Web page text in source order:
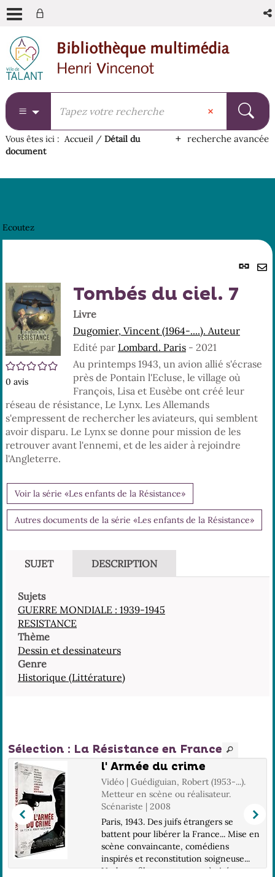
menu
contenu
recherche
recherche avancée
Vous êtes ici : Accueil / Détail du
document
Ecoutez
/5
0 avis
Tombés du ciel. 7
Livre
Dugomier, Vincent (1964-....). Auteur
Edité par Lombard. Paris - 2021
Au printemps 1943, un avion allié s'écrase
près de Pontain l'Ecluse, le village où
François, Lisa et Eusèbe ont créé leur
réseau de résistance, Le Lynx. Les Allemands
s'empressent de rechercher les aviateurs, qui semblent
avoir disparu. Le Lynx se donne pour mission de les
retrouver avant l'ennemi, et de les aider à rejoindre
l'Angleterre.
Voir la série «Les enfants de la Résistance»
Autres documents de la série «Les enfants de la Résistance»
SUJET DESCRIPTION
Sujets
GUERRE MONDIALE : 1939-1945
RESISTANCE
Thème
Dessin et dessinateurs
Genre
Historique (Littérature)
Sélection : La Résistance en France
l' Armée du crime
Vidéo | Guédiguian, Robert (1953-...).
Metteur en scène ou réalisateur.
Scénariste | 2008
Paris, 1943. Des juifs étrangers se
battent pour libérer la France... Mise en
scène convaincante, comédiens
inspirés et reconstitution soigneuse...
Un beau film romanesque à visée